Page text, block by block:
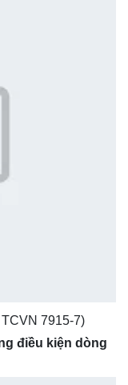
7915-7)
điều kiện dòng